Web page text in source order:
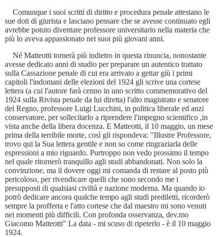
Comunque i suoi scritti di diritto e procedura penale attestano le
sue doti di giurista e lasciano pensare che se avesse continuato egli
avrebbe potuto diventare professore universitario nella materia che
più lo aveva appassionato nei suoi più giovani anni.
Né Matteotti tornerà più indietro in questa rinuncia, nonostante
avesse dedicato anni di studio per preparare un autentico trattato
sulla Cassazione penale di cui era arrivato a gettar giù i primi
capitoli l'indomani delle elezioni del 1924 gli scrive una cortese
lettera (a cui l'autore farà cenno in uno scritto commemorativo del
1924 sulla Rivista penale da lui diretta) l'alto magistrato e senatore
del Regno, professore Luigi Lucchini, in politica liberale ed anzi
conservatore, per sollecitarlo a riprendere l'impegno scientifico ,in
vista anche della libera docenza. E Matteotti, il 10 maggio, un mese
prima della terribile morte, così gli rispondeva: "Illustre Professore,
trovo qui la Sua lettera gentile e non so come ringraziarla delle
espressioni a mio riguardo. Purtroppo non vedo prossimo il tempo
nel quale ritornerò tranquillo agli studi abbandonati. Non solo la
convinzione, ma il dovere oggi mi comanda di restare al posto più
pericoloso, per rivendicare quelli che sono secondo me i
presupposti di qualsiasi civiltà e nazione moderna. Ma quando io
potrò dedicare ancora qualche tempo agli studi prediletti, ricorderò
sempre la profferta e l'atto cortese che dal maestro mi sono venuti
nei momenti più difficili. Con profonda osservanza, dev.mo
Giacomo Matteotti" La data - mi scuso di ripeterlo - è il 10 maggio
1924.